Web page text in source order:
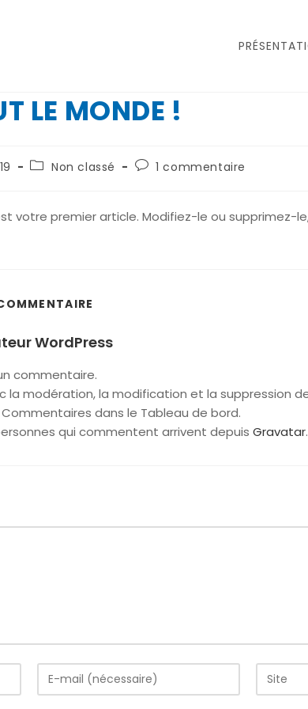
LE MONDE !
PostNon classé
Commentaires
publication :
1 commentaire
votre premier article. Modifiez-le ou supprimez-
WordPress
commentaire.
la modération, la modification et la suppression
Commentaires dans le Tableau de bord.
qui commentent arrivent depuis Gravatar.
Enter
your
Saisir
l’URL